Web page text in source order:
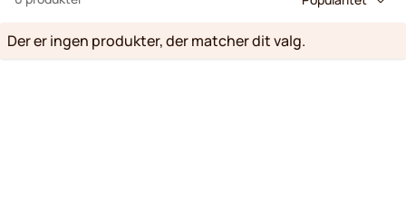
Der er ingen produkter, der matcher dit valg.